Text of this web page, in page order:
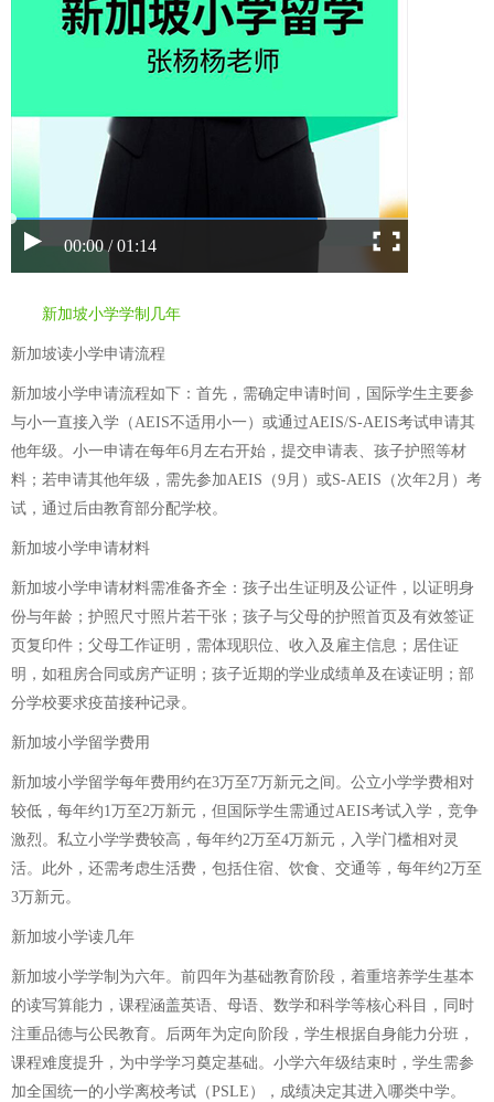
00:00 / 01:14
新加坡小学学制几年
新加坡读小学申请流程
新加坡小学申请流程如下：首先，需确定申请时间，国际学生主要参
与小一直接入学（AEIS不适用小一）或通过AEIS/S-AEIS考试申请其
他年级。小一申请在每年6月左右开始，提交申请表、孩子护照等材
料；若申请其他年级，需先参加AEIS（9月）或S-AEIS（次年2月）考
试，通过后由教育部分配学校。
新加坡小学申请材料
新加坡小学申请材料需准备齐全：孩子出生证明及公证件，以证明身
份与年龄；护照尺寸照片若干张；孩子与父母的护照首页及有效签证
页复印件；父母工作证明，需体现职位、收入及雇主信息；居住证
明，如租房合同或房产证明；孩子近期的学业成绩单及在读证明；部
分学校要求疫苗接种记录。
新加坡小学留学费用
新加坡小学留学每年费用约在3万至7万新元之间。公立小学学费相对
较低，每年约1万至2万新元，但国际学生需通过AEIS考试入学，竞争
激烈。私立小学学费较高，每年约2万至4万新元，入学门槛相对灵
活。此外，还需考虑生活费，包括住宿、饮食、交通等，每年约2万至
3万新元。
新加坡小学读几年
新加坡小学学制为六年。前四年为基础教育阶段，着重培养学生基本
的读写算能力，课程涵盖英语、母语、数学和科学等核心科目，同时
注重品德与公民教育。后两年为定向阶段，学生根据自身能力分班，
课程难度提升，为中学学习奠定基础。小学六年级结束时，学生需参
加全国统一的小学离校考试（PSLE），成绩决定其进入哪类中学。